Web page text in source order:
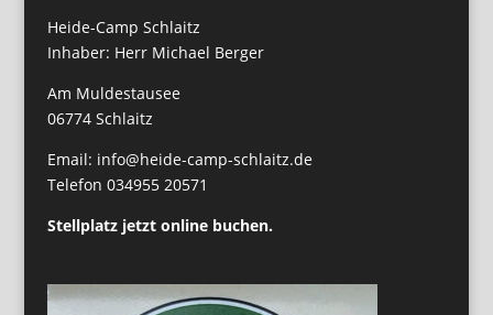
Heide-Camp Schlaitz
Inhaber: Herr Michael Berger
Am Muldestausee
06774 Schlaitz
Email: info@heide-camp-schlaitz.de
Telefon 034955 20571
Stellplatz jetzt online buchen.